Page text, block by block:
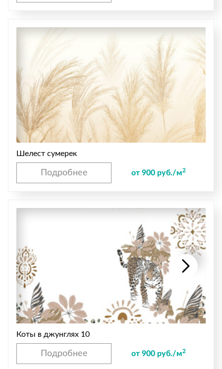
Шелест сумерек
Подробнее от 900 руб./м2
Коты в джунглях 10
Подробнее от 900 руб./м2